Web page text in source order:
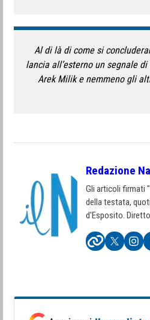
Al di là di come si
lancia all’esterno un segnale
Arek Milik e nemmeno gli
Redazione
Gli articoli firmati
della testata,
d'Esposito.